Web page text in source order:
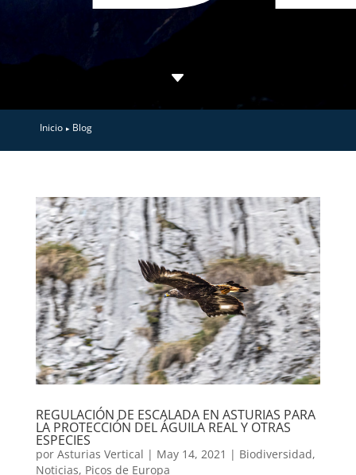
C
Inicio Blog
REGULACIÓN DE ESCALADA EN ASTURIAS PARA
LA PROTECCIÓN DEL ÁGUILA REAL Y OTRAS
ESPECIES
por Asturias Vertical | May 14, 2021 | Biodiversidad,
Noticias, Picos de Europa